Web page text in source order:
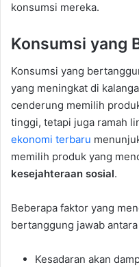
konsumsi mereka.
Konsumsi yang
Konsumsi yang
yang meningkat di
cenderung memilih
tinggi, tetapi juga ramah
ekonomi terbaru
memilih produk yang
kesejahteraan sosial.
Beberapa faktor yang
bertanggung jawab
Kesadaran akan